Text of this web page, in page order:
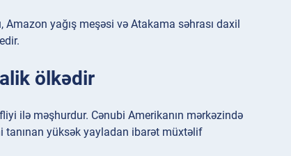
yağış meşəsi və Atakama səhrası daxil
ölkədir
ilə məşhurdur. Cənubi Amerikanın mərkəzində
tanınan yüksək yayladan ibarət müxtəlif